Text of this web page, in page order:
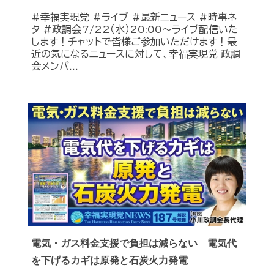
#幸福実現党 #ライブ #最新ニュース #時事ネ
タ #政調会7/22（水）20:00～ライブ配信いた
します！チャットで皆様ご参加いただけます！最
近の気になるニュースに対して、幸福実現党 政調
会メンバ...
電気・ガス料金支援で負担は減らない 電気代
を下げるカギは原発と石炭火力発電